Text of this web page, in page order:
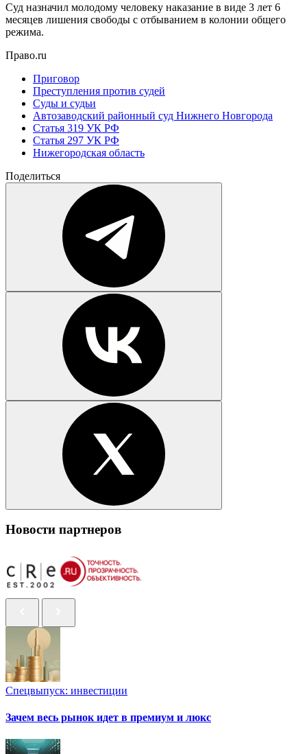
Суд назначил молодому человеку наказание в виде 3 лет 6
месяцев лишения свободы с отбыванием в колонии общего
режима.
Право.ru
Приговор
Преступления против судей
Суды и судьи
Автозаводский районный суд Нижнего Новгорода
Статья 319 УК РФ
Статья 297 УК РФ
Нижегородская область
Поделиться
Новости партнеров
Спецвыпуск: инвестиции
Зачем весь рынок идет в премиум и люкс